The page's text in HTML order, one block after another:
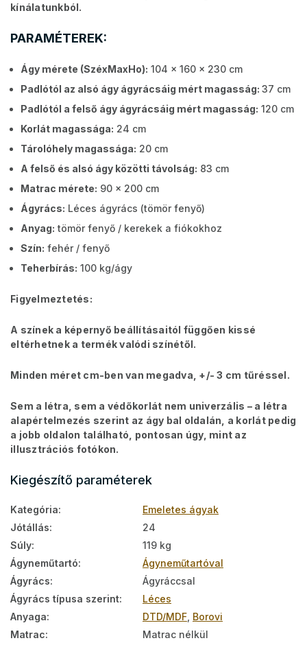
kínálatunkból.
PARAMÉTEREK:
Ágy mérete (SzéxMaxHo): 104 x 160 x 230 cm
Padlótól az alsó ágy ágyrácsáig mért magasság: 37 cm
Padlótól a felső ágy ágyrácsáig mért magasság: 120 cm
Korlát magassága: 24 cm
Tárolóhely magassága: 20 cm
A felső és alsó ágy közötti távolság: 83 cm
Matrac mérete: 90 x 200 cm
Ágyrács: Léces ágyrács (tömör fenyő)
Anyag: tömör fenyő / kerekek a fiókokhoz
Szín: fehér / fenyő
Teherbírás: 100 kg/ágy
Figyelmeztetés:
A színek a képernyő beállításaitól függően kissé
eltérhetnek a termék valódi színétől.
Minden méret cm-ben van megadva, +/- 3 cm tűréssel.
Sem a létra, sem a védőkorlát nem univerzális – a létra
alapértelmezés szerint az ágy bal oldalán, a korlát pedig
a jobb oldalon található, pontosan úgy, mint az
illusztrációs fotókon.
Kiegészítő paraméterek
Kategória:
Emeletes ágyak
Jótállás:
24
Súly:
119 kg
Ágyneműtartó:
Ágyneműtartóval
Ágyrács:
Ágyráccsal
Ágyrács típusa szerint:
Léces
Anyaga: DTD/MDF Borovi
Matrac:
Matrac nélkül